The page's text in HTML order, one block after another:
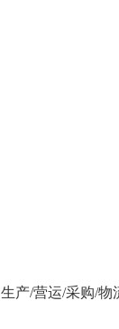
生产/营运/采购/物